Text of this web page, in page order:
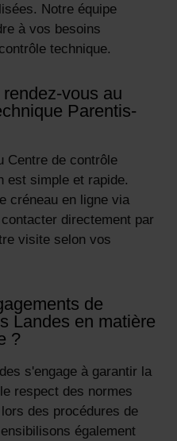
Notre équipe
à vos besoins
technique.
vous au
Parentis-
Centre de contrôle
est simple et rapide.
créneau en ligne via
directement par
visite selon vos
de
Landes en matière
?
s'engage à garantir la
respect des normes
des procédures de
également